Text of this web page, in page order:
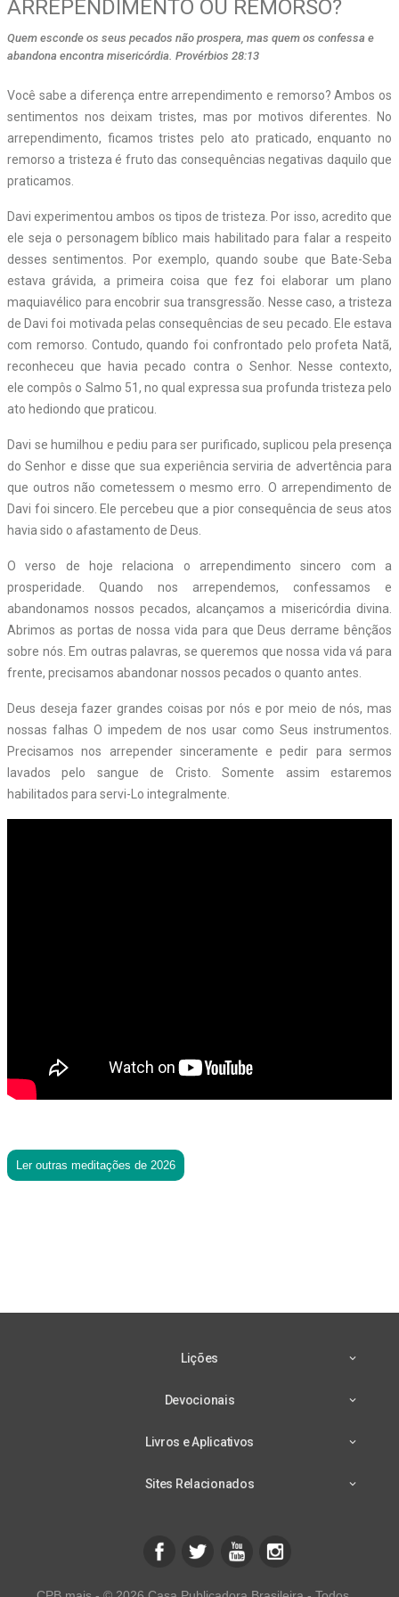
ARREPENDIMENTO OU REMORSO?
Quem esconde os seus pecados não prospera, mas quem os confessa e
abandona encontra misericórdia. Provérbios 28:13
Você sabe a diferença entre arrependimento e remorso? Ambos os
sentimentos nos deixam tristes, mas por motivos diferentes. No
arrependimento, ficamos tristes pelo ato praticado, enquanto no
remorso a tristeza é fruto das consequências negativas daquilo que
praticamos.
Davi experimentou ambos os tipos de tristeza. Por isso, acredito que
ele seja o personagem bíblico mais habilitado para falar a respeito
desses sentimentos. Por exemplo, quando soube que Bate-Seba
estava grávida, a primeira coisa que fez foi elaborar um plano
maquiavélico para encobrir sua transgressão. Nesse caso, a tristeza
de Davi foi motivada pelas consequências de seu pecado. Ele estava
com remorso. Contudo, quando foi confrontado pelo profeta Natã,
reconheceu que havia pecado contra o Senhor. Nesse contexto,
ele compôs o Salmo 51, no qual expressa sua profunda tristeza pelo
ato hediondo que praticou.
Davi se humilhou e pediu para ser purificado, suplicou pela presença
do Senhor e disse que sua experiência serviria de advertência para
que outros não cometessem o mesmo erro. O arrependimento de
Davi foi sincero. Ele percebeu que a pior consequência de seus atos
havia sido o afastamento de Deus.
O verso de hoje relaciona o arrependimento sincero com a
prosperidade. Quando nos arrependemos, confessamos e
abandonamos nossos pecados, alcançamos a misericórdia divina.
Abrimos as portas de nossa vida para que Deus derrame bênçãos
sobre nós. Em outras palavras, se queremos que nossa vida vá para
frente, precisamos abandonar nossos pecados o quanto antes.
Deus deseja fazer grandes coisas por nós e por meio de nós, mas
nossas falhas O impedem de nos usar como Seus instrumentos.
Precisamos nos arrepender sinceramente e pedir para sermos
lavados pelo sangue de Cristo. Somente assim estaremos
habilitados para servi-Lo integralmente.
Ler outras meditações de 2026
Lições
Devocionais
Livros e Aplicativos
Sites Relacionados